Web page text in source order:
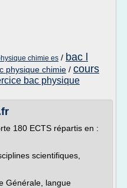
chimie es / bac l
physique chimie / cours
bac physique
180 ECTS répartis en :
scientifiques,
Générale, langue